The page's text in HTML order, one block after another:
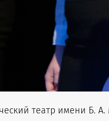
театр имени Б.